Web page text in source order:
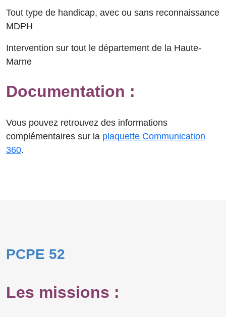
Tout type de handicap, avec ou sans reconnaissance
MDPH
Intervention sur tout le département de la Haute-
Marne
Documentation :
Vous pouvez retrouvez des informations
complémentaires sur la plaquette Communication
360.
PCPE 52
Les missions :